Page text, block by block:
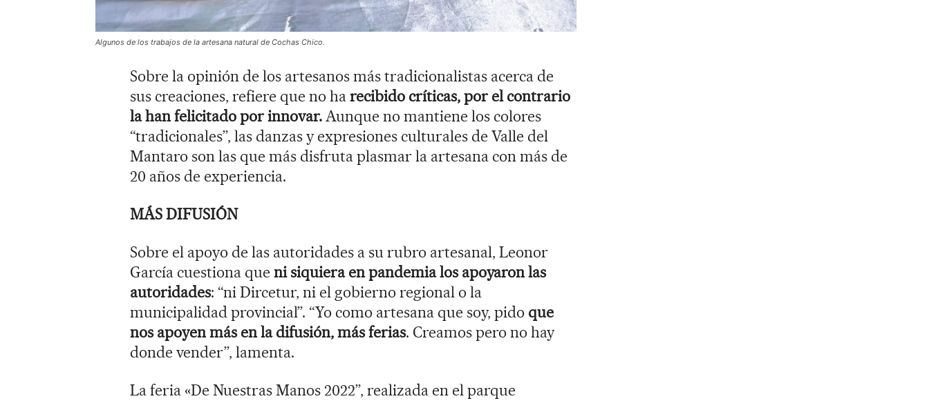
Algunos de los trabajos de la artesana natural de Cochas Chico.
Sobre la opinión de los artesanos más tradicionalistas acerca de
sus creaciones, refiere que no harecibido críticas, por el contrario
la han felicitado por innovar. Aunque no mantiene los colores
“tradicionales”, las danzas y expresiones culturales de Valle del
Mantaro son las que más disfruta plasmar la artesana con más de
20 años de experiencia.
MÁS DIFUSIÓN
Sobre el apoyo de las autoridades a su rubro artesanal, Leonor
García cuestiona queni siquiera en pandemia los apoyaron las
autoridades: “ni Dircetur, ni el gobierno regional o la
municipalidad provincial”. “Yo como artesana que soy, pido que
nos apoyen más en la difusión, más ferias. Creamos pero no hay
donde vender”, lamenta.
La feria «De Nuestras Manos 2022”, realizada en el parque